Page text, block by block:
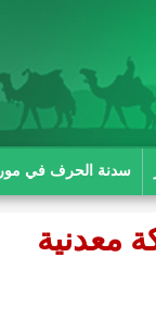
سدنة الحرف في
معدنية